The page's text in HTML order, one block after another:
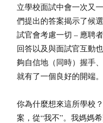
立學校面試中會一次又
們提出的答案揭示了候
試官會考慮一切 – 應聘
回答以及與面試官互動
夠自信地（同時）握手
就有了一個良好的開端。
你為什麼想來這所學校
案，從“我不”。我媽媽